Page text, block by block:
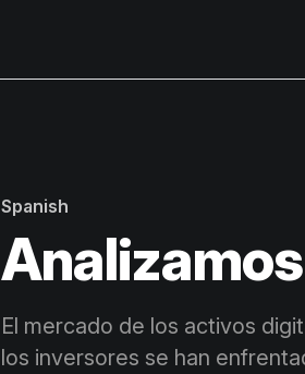
Spanish
El mercado de los activos
los inversores se han